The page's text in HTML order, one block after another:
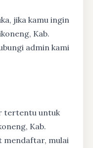
jika kamu ingin
Kab.
admin kami
tertentu untuk
Kab.
mendaftar, mulai